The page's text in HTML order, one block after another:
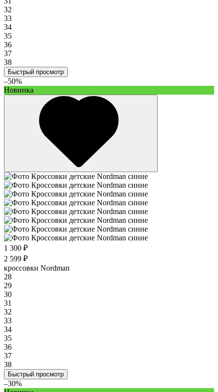
32
33
34
35
36
37
38
Быстрый просмотр
–50%
Новинка
1 300 ₽
2 599 ₽
кроссовки Nordman
28
29
30
31
32
33
34
35
36
37
38
Быстрый просмотр
–30%